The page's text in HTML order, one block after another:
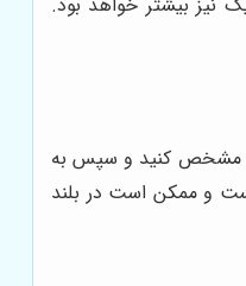
را مشخص کنید و سپس به
و ممکن است در بلند